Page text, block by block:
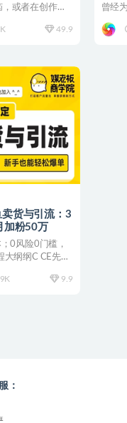
或者在创作上
49.9
曾经
货与引流：3
加粉50万
0风险0门槛，
大纲纲C CE先导
9.9
：